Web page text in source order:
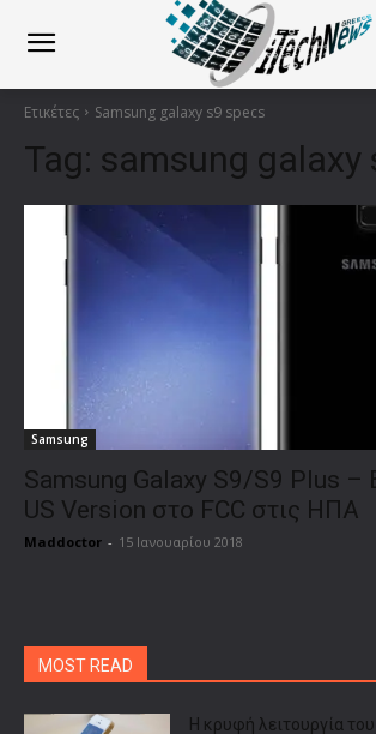
Ετικέτες Samsung galaxy s9 specs
Tag: samsung galaxy
Samsung
Samsung Galaxy S9/S9 Plus –
US Version στο FCC στις ΗΠΑ
Maddoctor - 15 Ιανουαρίου 2018
MOST READ
Η κρυφή λειτουργία